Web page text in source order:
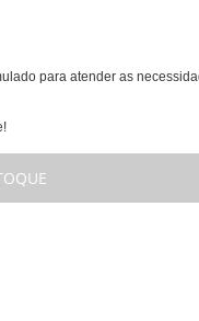
para atender as